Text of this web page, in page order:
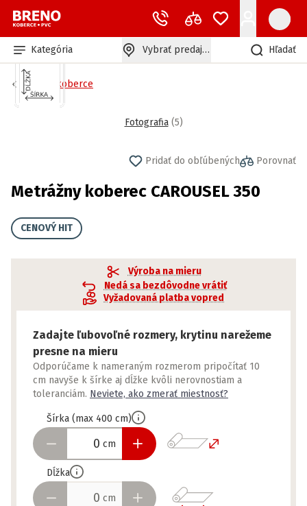
Kategória Vybrať predajňu Hľadať
Bytové koberce
Fotografia (5)
Pridať do obľúbených Porovnať
Metrážny koberec CAROUSEL 350
CENOVÝ HIT
Výroba na mieru
Nedá sa bezdôvodne vrátiť
Vyžadovaná platba vopred
Zadajte ľubovoľné rozmery, krytinu narežeme
presne na mieru
Odporúčame k nameraným rozmerom pripočítať 10
cm navyše k šírke aj dĺžke kvôli nerovnostiam a
toleranciám. Neviete, ako zmerať miestnosť?
Šírka (max 400 cm)
cm
Dĺžka
cm